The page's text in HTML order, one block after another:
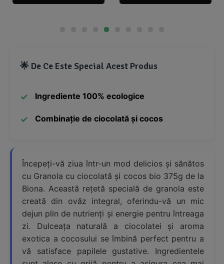
🌟 De Ce Este Special Acest Produs
Ingrediente 100% ecologice
Combinație de ciocolată și cocos
Începeți-vă ziua într-un mod delicios și sănătos
cu Granola cu ciocolată și cocos bio 375g de la
Biona. Această rețetă specială de granola este
creată din ovăz integral, oferindu-vă un mic
dejun plin de nutrienți și energie pentru întreaga
zi. Dulceața naturală a ciocolatei și aroma
exotica a cocosului se îmbină perfect pentru a
vă satisface papilele gustative. Ingredientele